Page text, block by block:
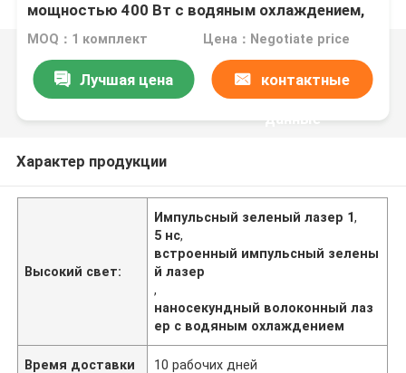
мощностью 400 Вт с водяным охлаждением,
наносекундный волоконный лазер
MOQ：1 комплект Цена：Negotiate price
Лучшая цена контактные
данные
Характер продукции
Высокий свет:
Импульсный зеленый лазер 1,
5 нс,
встроенный импульсный зелены
й лазер
,
наносекундный волоконный лаз
ер с водяным охлаждением
Время доставки 10 рабочих дней